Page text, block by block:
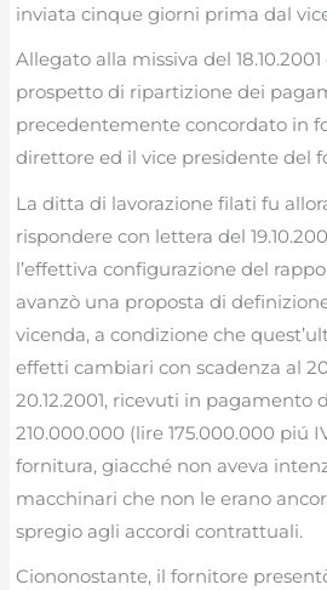
inviata cinque giorni prima dal
Allegato alla missiva del
prospetto di ripartizione dei
precedentemente concordato in
direttore ed il vice presidente del
La ditta di lavorazione filati fu
rispondere con lettera del
l’effettiva configurazione del
avanzò una proposta di
vicenda, a condizione che
effetti cambiari con scadenza al
20.12.2001, ricevuti in pagamento
210.000.000 (lire 175.000.000 piú
fornitura, giacché non aveva
macchinari che non le erano
spregio agli accordi contrattuali.
Ciononostante, il fornitore